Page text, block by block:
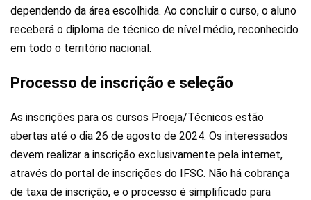
dependendo da área escolhida. Ao concluir o curso, o aluno
receberá o diploma de técnico de nível médio, reconhecido
em todo o território nacional.
Processo de inscrição e seleção
As inscrições para os cursos Proeja/Técnicos estão
abertas até o dia 26 de agosto de 2024. Os interessados
devem realizar a inscrição exclusivamente pela internet,
através do portal de inscrições do IFSC. Não há cobrança
de taxa de inscrição, e o processo é simplificado para